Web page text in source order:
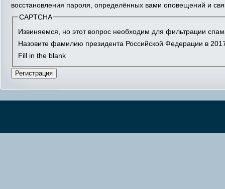
восстановления пароля, определённых вами оповещений и
CAPTCHA
Извиняемся, но этот вопрос необходим для фильтрации
Назовите фамилию президента Российской Федерации в
Fill in the blank